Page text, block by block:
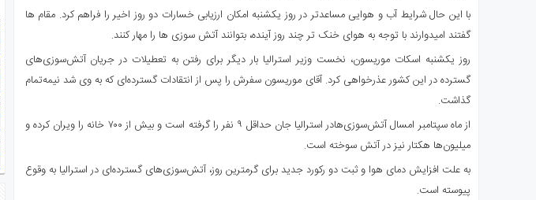
با این حال شرایط آب و هوایی مساعدتر در روز یکشنبه امکان ارزیابی خسارات دو روز اخیر را فراهم کرد. مقام ها
گفتند امیدوارند با توجه به هوای خنک تر چند روز آینده، بتوانند آتش سوزی ها را مهار کنند.
روز یکشنبه اسکات موریسون، نخست وزیر استرالیا بار دیگر برای رفتن به تعطیلات در جریان آتش‌سوزی‌های
گسترده در این کشور عذرخواهی کرد. آقای موریسون سفرش را پس از انتقادات گسترده‌ای که به وی شد نیمه‌تمام
گذاشت.
از ماه سپتامبر امسال آتش‌سوزی‌هادر استرالیا جان حداقل ۹ نفر را گرفته است و بیش از ۷۰۰ خانه را ویران کرده و
میلیون‌ها هکتار نیز در آتش سوخته است.
به علت افزایش دمای هوا و ثبت دو رکورد جدید برای گرمترین روز، آتش‌سوزی‌‌های گسترده‌ای در استرالیا به وقوع
پیوسته است.